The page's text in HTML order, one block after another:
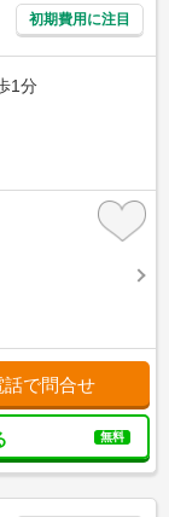
初期費用に注目
1分
話で問合せ
無料